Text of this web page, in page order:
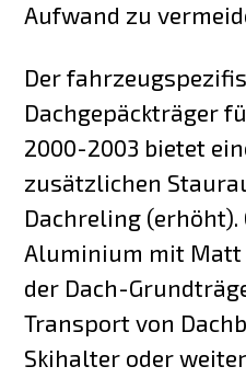
Aufwand zu
Der
Dachgepäckträger
2000-2003 bietet
zusätzlichen
Dachreling (erhöht).
Aluminium mit
der Dach-
Transport von
Skihalter oder